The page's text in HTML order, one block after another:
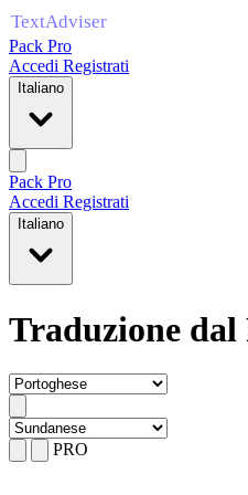
Pack Pro
Accedi Registrati
Italiano
Pack Pro
Accedi Registrati
Italiano
Traduzione dal
PRO